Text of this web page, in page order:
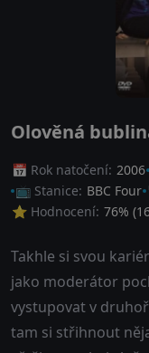
Olověná
📅 Rok natočení: 2006
📺 Stanice: BBC Four
⭐ Hodnocení: 76% (
Takhle si svou
jako moderátor
vystupovat v
tam si střihnout